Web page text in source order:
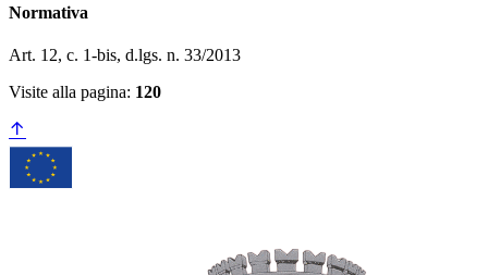
Normativa
Art. 12, c. 1-bis, d.lgs. n. 33/2013
Visite alla pagina: 120